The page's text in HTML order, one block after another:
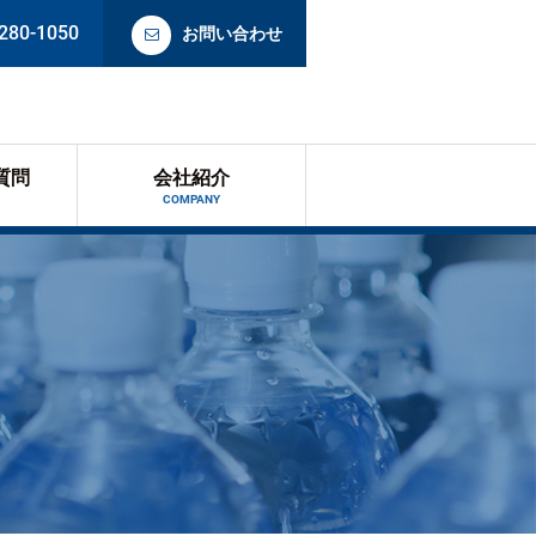
1050 お問い合わせ
問 会社紹介
COMPANY